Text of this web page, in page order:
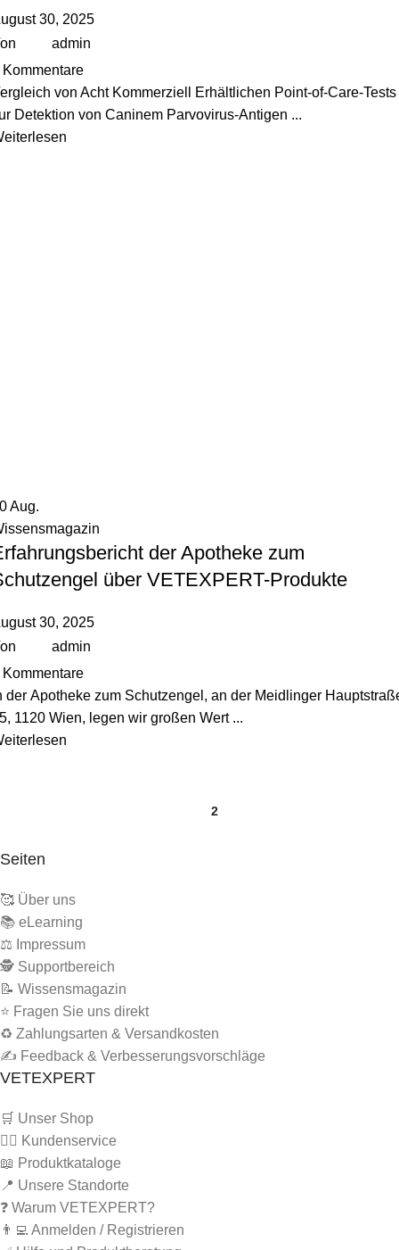
30, 2025
admin
Kommentare
von Acht Kommerziell Erhältlichen Point-of-Care-Tests
Detektion von Caninem Parvovirus-Antigen ...
Aug.
der Apotheke zum
über VETEXPERT-Produkte
30, 2025
admin
Kommentare
der Apotheke zum Schutzengel, an der Meidlinger
1120 Wien, legen wir großen Wert ...
2
Seiten
🥰 Über uns
📚 eLearning
⚖️ Impressum
🕵 Supportbereich
📝 Wissensmagazin
⭐ Fragen Sie uns direkt
♻️ Zahlungsarten & Versandkosten
✍️ Feedback & Verbesserungsvorschläge
VETEXPERT
🛒 Unser Shop
🙋‍♂️ Kundenservice
📖 Produktkataloge
📍 Unsere Standorte
❓ Warum VETEXPERT?
👨‍💻 Anmelden / Registrieren